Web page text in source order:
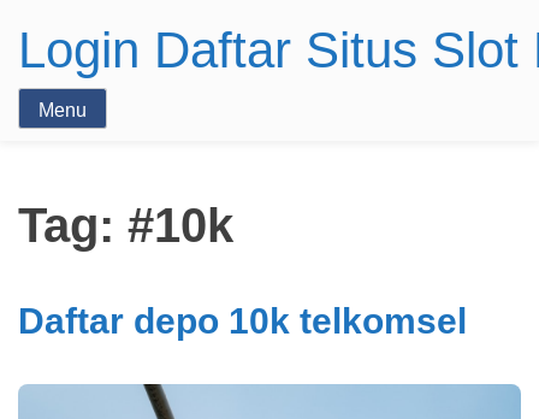
Login Daftar Situs Slot
Menu
Tag: #10k
Daftar depo 10k telkomsel